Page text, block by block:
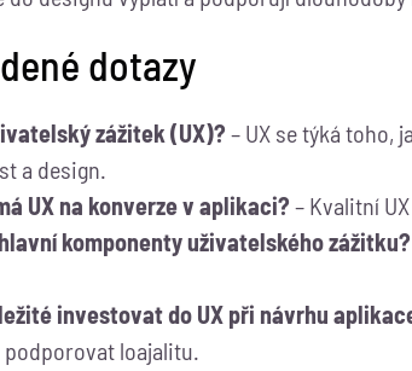
dotazy
zážitek (UX)? – UX se týká toho,
a design.
UX na konverze v aplikaci? – Kvalitní
komponenty uživatelského zážitku?
investovat do UX při návrhu
podporovat loajalitu.